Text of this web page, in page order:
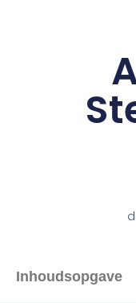
Inhoudsopgave